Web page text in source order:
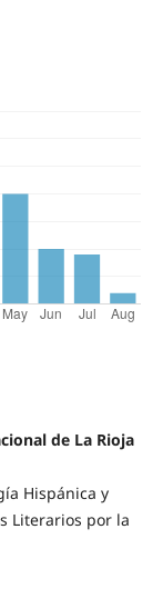
de La Rioja
Hispánica y
Literarios por la